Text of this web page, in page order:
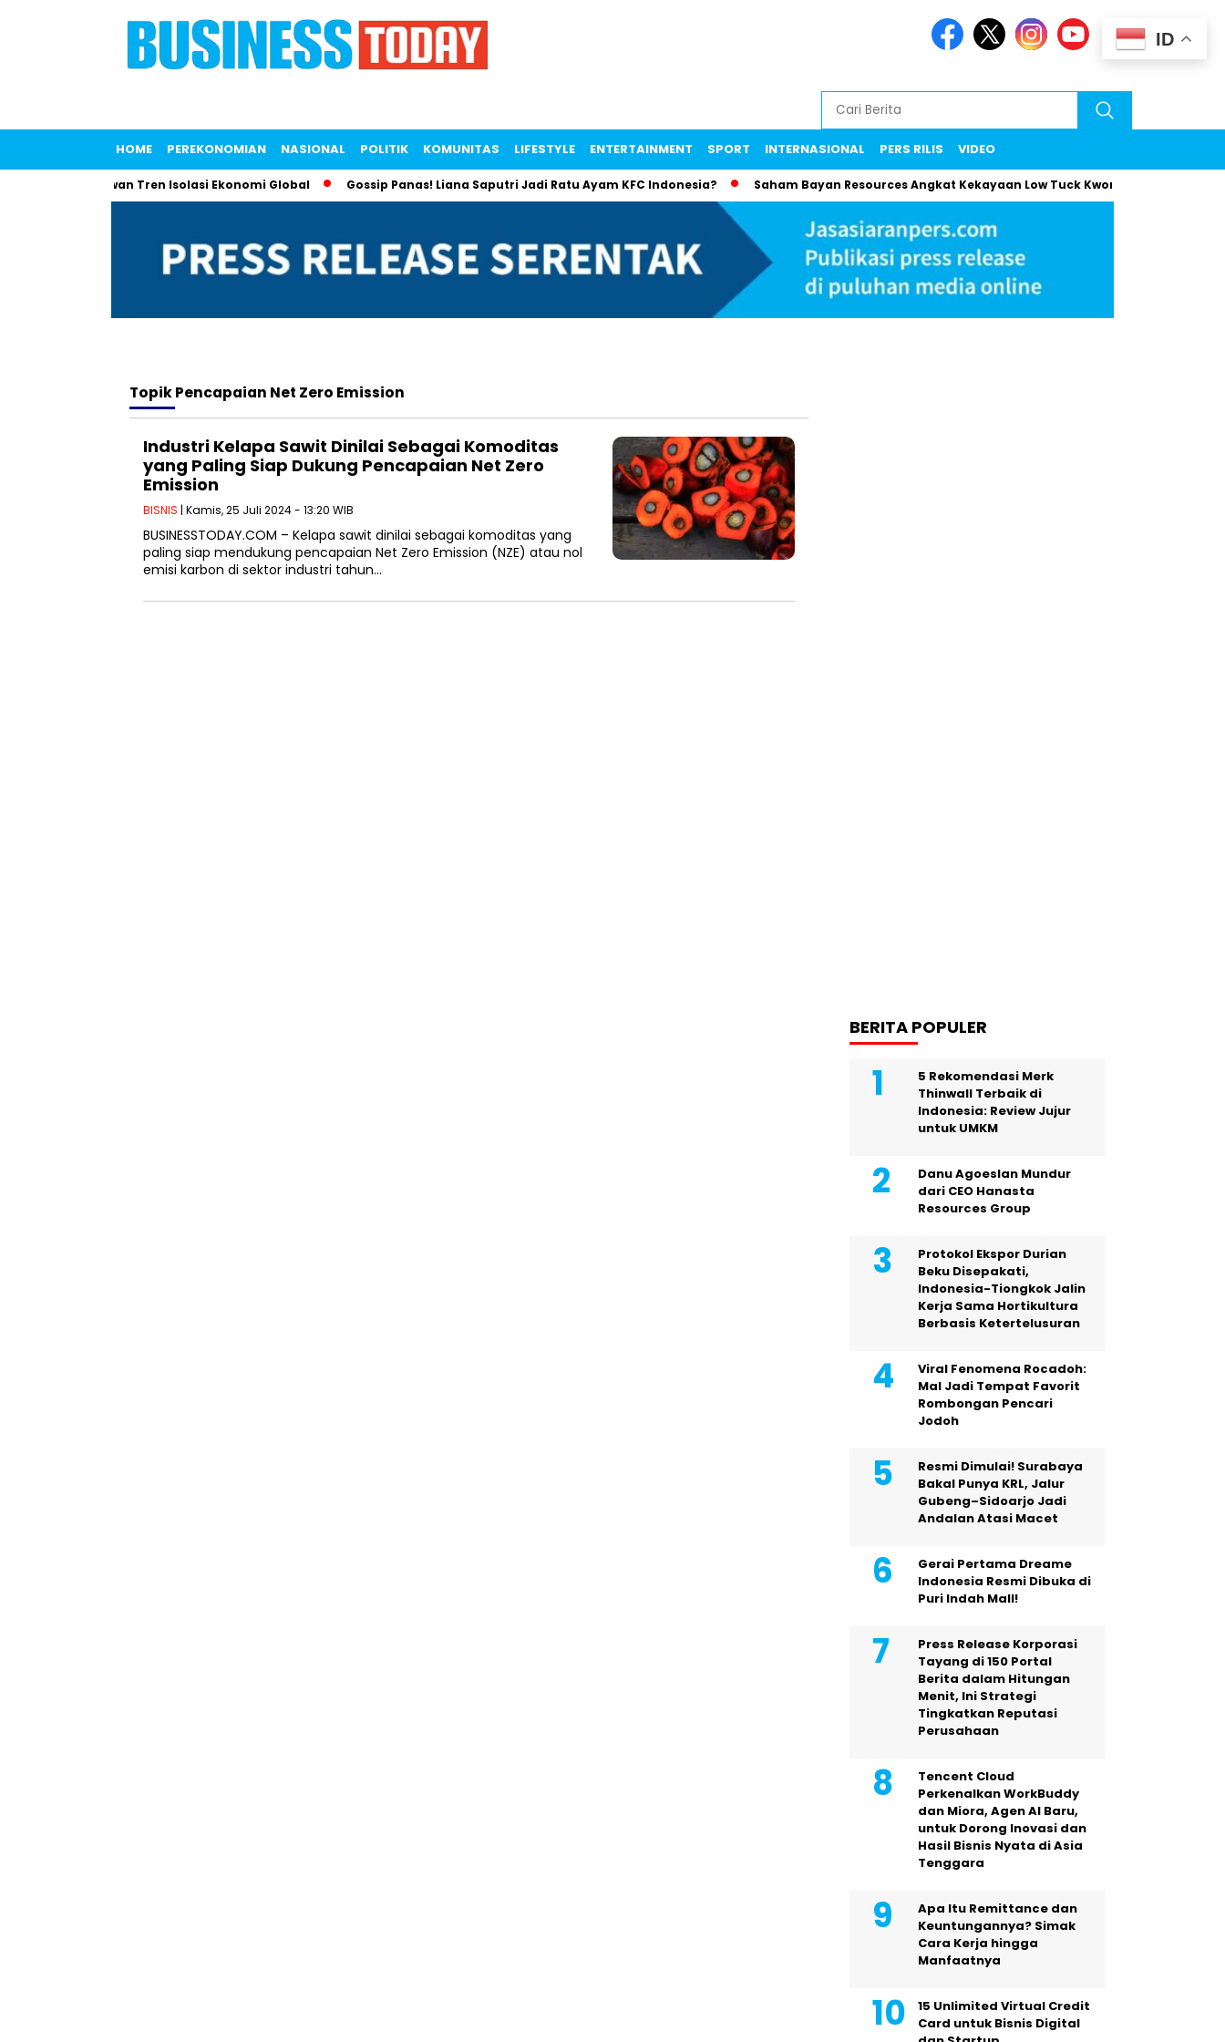
HOME PEREKONOMIAN NASIONAL POLITIK KOMUNITAS LIFESTYLE ENTERTAINMENT SPORT INTERNASIONAL PERS RILIS VIDEO
untuk Lawan Tren Isolasi Ekonomi Global Gossip Panas! Liana Saputri Jadi Ratu Ayam KFC Indonesia? Saham Bayan Resources Angkat Kekayaan Low Tuck Kwong ke Rekor Baru
TopikPencapaian Net Zero Emission
Industri Kelapa Sawit Dinilai Sebagai Komoditas
yang Paling Siap Dukung Pencapaian Net Zero
Emission
BISNIS | Kamis, 25 Juli 2024 - 13:20 WIB
BUSINESSTODAY.COM – Kelapa sawit dinilai sebagai komoditas yang
paling siap mendukung pencapaian Net Zero Emission (NZE) atau nol
emisi karbon di sektor industri tahun…
BERITA POPULER
5 Rekomendasi Merk
Thinwall Terbaik di
Indonesia: Review Jujur
untuk UMKM
Danu Agoeslan Mundur
dari CEO Hanasta
Resources Group
Protokol Ekspor Durian
Beku Disepakati,
Indonesia-Tiongkok Jalin
Kerja Sama Hortikultura
Berbasis Ketertelusuran
Viral Fenomena Rocadoh:
Mal Jadi Tempat Favorit
Rombongan Pencari
Jodoh
Resmi Dimulai! Surabaya
Bakal Punya KRL, Jalur
Gubeng–Sidoarjo Jadi
Andalan Atasi Macet
Gerai Pertama Dreame
Indonesia Resmi Dibuka di
Puri Indah Mall!
Press Release Korporasi
Tayang di 150 Portal
Berita dalam Hitungan
Menit, Ini Strategi
Tingkatkan Reputasi
Perusahaan
Tencent Cloud
Perkenalkan WorkBuddy
dan Miora, Agen AI Baru,
untuk Dorong Inovasi dan
Hasil Bisnis Nyata di Asia
Tenggara
Apa Itu Remittance dan
Keuntungannya? Simak
Cara Kerja hingga
Manfaatnya
15 Unlimited Virtual Credit
Card untuk Bisnis Digital
ID